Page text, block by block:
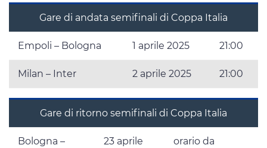
Gare di andata semifinali di Coppa Italia
Empoli – Bologna 1 aprile 2025 21:00
Milan – Inter 2 aprile 2025 21:00
Gare di ritorno semifinali di Coppa Italia
Bologna –
23 aprile
orario da